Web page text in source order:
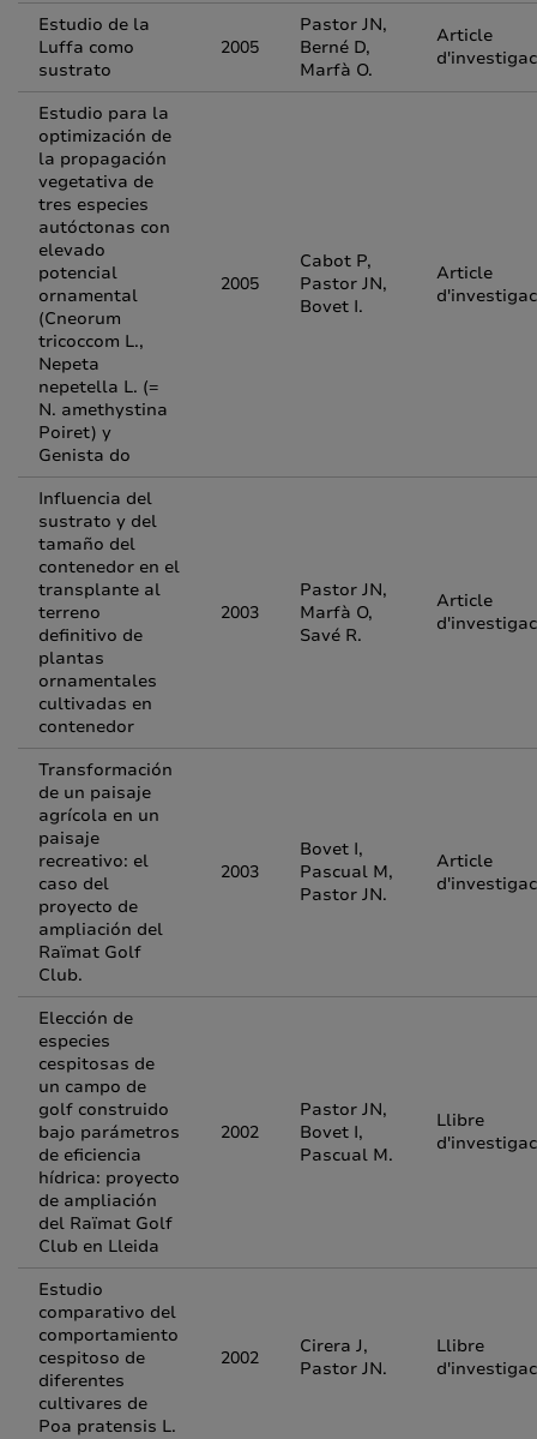
Estudio de la
Luffa como
sustrato
2005
Pastor JN,
Berné D,
Marfà O.
Article
Estudio para la
optimización de
la propagación
vegetativa de
tres especies
autóctonas con
elevado
potencial
ornamental
(Cneorum
tricoccom L.,
Nepeta
nepetella L. (=
N. amethystina
Poiret) y
Genista do
2005
Cabot P,
Pastor JN,
Bovet I.
Article
Influencia del
sustrato y del
tamaño del
contenedor en el
transplante al
terreno
definitivo de
plantas
ornamentales
cultivadas en
contenedor
2003
Pastor JN,
Marfà O,
Savé R.
Article
Transformación
de un paisaje
agrícola en un
paisaje
recreativo: el
caso del
proyecto de
ampliación del
Raïmat Golf
Club.
2003
Bovet I,
Pascual M,
Pastor JN.
Article
Elección de
especies
cespitosas de
un campo de
golf construido
bajo parámetros
de eficiencia
hídrica: proyecto
de ampliación
del Raïmat Golf
Club en Lleida
2002
Pastor JN,
Bovet I,
Pascual M.
Llibre
Estudio
comparativo del
comportamiento
cespitoso de
diferentes
cultivares de
Poa pratensis L.
2002
Cirera J,
Pastor JN.
Llibre